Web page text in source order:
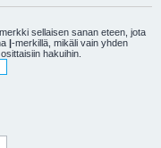
merkki sellaisen sanan eteen, jota
|-merkillä, mikäli vain yhden
hakuihin.